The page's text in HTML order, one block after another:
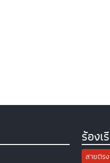
ร้อง
สายตร